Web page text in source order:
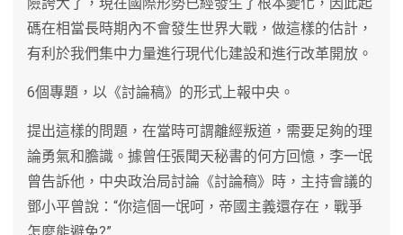
碼在相當長時期內不會發生世界大戰，做這樣的估計，
有利於我們集中力量進行現代化建設和進行改革開放。
6個專題，以《討論稿》的形式上報中央。
提出這樣的問題，在當時可謂離經叛道，需要足夠的理
論勇氣和膽識。據曾任張聞天秘書的何方回憶，李一氓
曾告訴他，中央政治局討論《討論稿》時，主持會議的
鄧小平曾說：“你這個一氓呵，帝國主義還存在，戰爭